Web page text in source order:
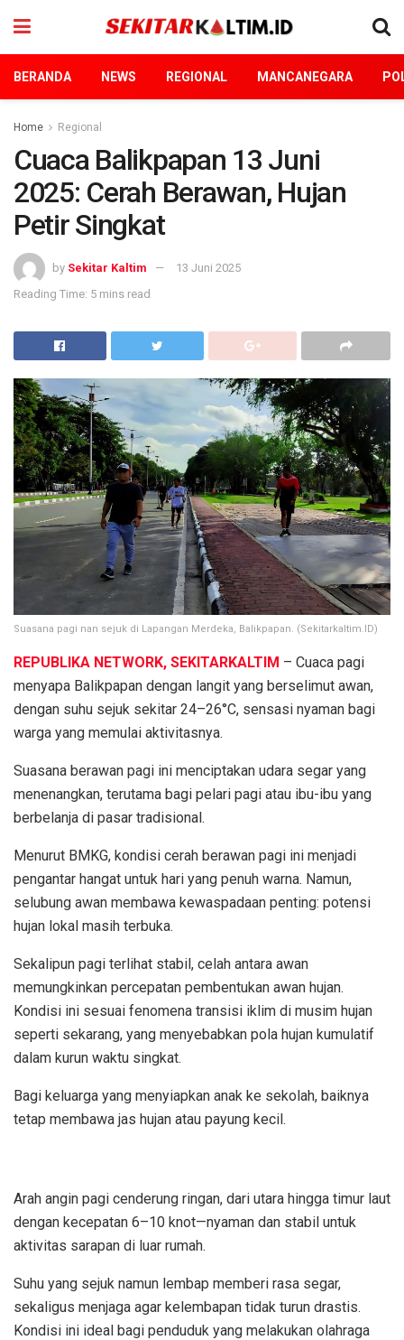
BERANDA NEWS REGIONAL MANCANEGARA
Home Regional
Cuaca Balikpapan 13 Juni
2025: Cerah Berawan, Hujan
Petir Singkat
by Sekitar Kaltim
13 Juni 2025
Reading Time: 5 mins read
Suasana pagi nan sejuk di Lapangan Merdeka, Balikpapan. (Sekitarkaltim.ID)
REPUBLIKA NETWORK, SEKITARKALTIM – Cuaca pagi
menyapa Balikpapan dengan langit yang berselimut awan,
dengan suhu sejuk sekitar 24–26°C, sensasi nyaman bagi
warga yang memulai aktivitasnya.
Suasana berawan pagi ini menciptakan udara segar yang
menenangkan, terutama bagi pelari pagi atau ibu-ibu yang
berbelanja di pasar tradisional.
Menurut BMKG, kondisi cerah berawan pagi ini menjadi
pengantar hangat untuk hari yang penuh warna. Namun,
selubung awan membawa kewaspadaan penting: potensi
hujan lokal masih terbuka.
Sekalipun pagi terlihat stabil, celah antara awan
memungkinkan percepatan pembentukan awan hujan.
Kondisi ini sesuai fenomena transisi iklim di musim hujan
seperti sekarang, yang menyebabkan pola hujan kumulatif
dalam kurun waktu singkat.
Bagi keluarga yang menyiapkan anak ke sekolah, baiknya
tetap membawa jas hujan atau payung kecil.
Arah angin pagi cenderung ringan, dari utara hingga timur laut
dengan kecepatan 6–10 knot—nyaman dan stabil untuk
aktivitas sarapan di luar rumah.
Suhu yang sejuk namun lembap memberi rasa segar,
sekaligus menjaga agar kelembapan tidak turun drastis.
Kondisi ini ideal bagi penduduk yang melakukan olahraga